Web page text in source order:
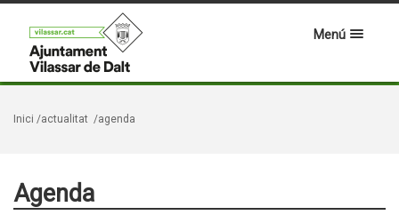
Menú
Inici /actualitat /agenda
Agenda